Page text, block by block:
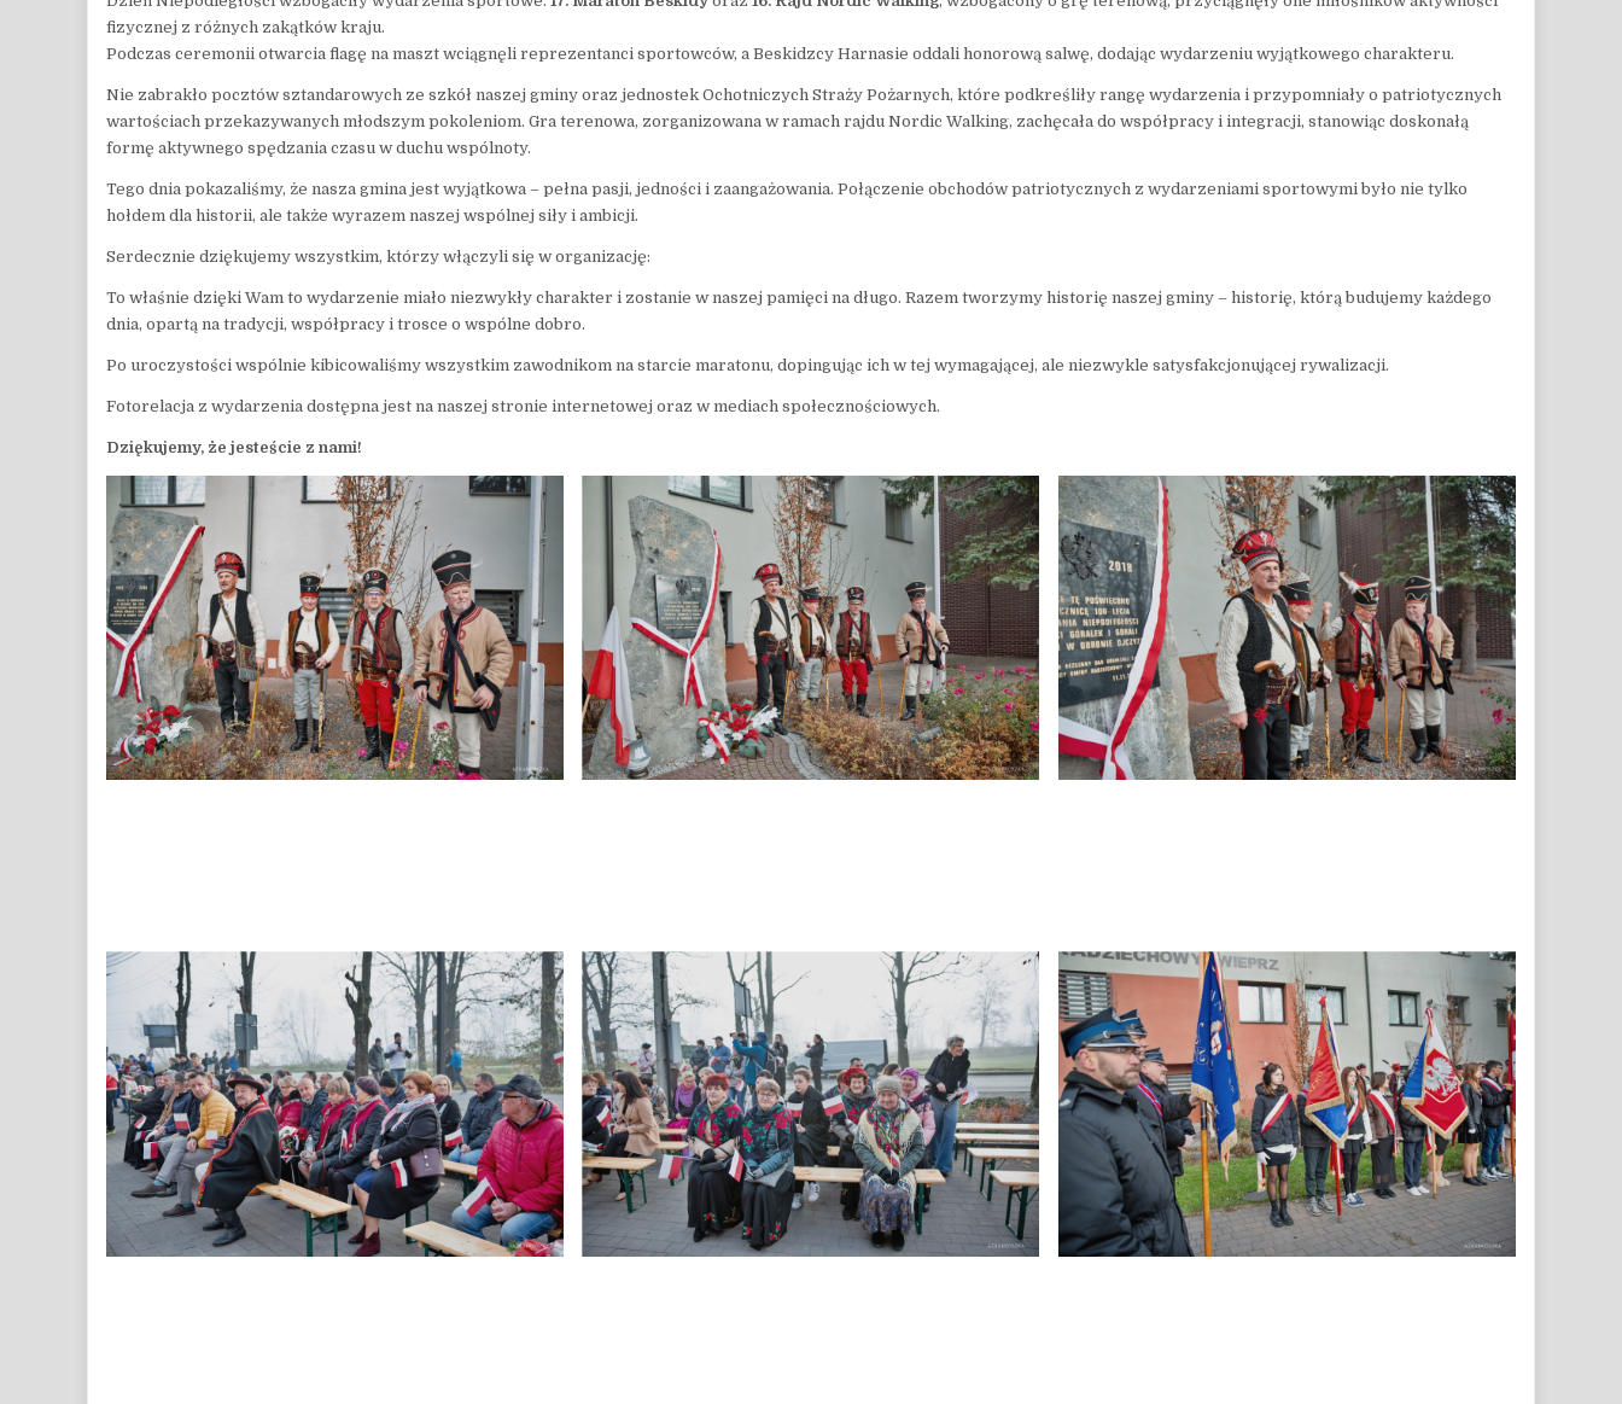
fizycznej z różnych zakątków kraju.
Podczas ceremonii otwarcia flagę na maszt wciągnęli reprezentanci sportowców, a Beskidzcy Harnasie oddali honorową salwę, dodając wydarzeniu wyjątkowego charakteru.
Nie zabrakło pocztów sztandarowych ze szkół naszej gminy oraz jednostek Ochotniczych Straży Pożarnych, które podkreśliły rangę wydarzenia i przypomniały o patriotycznych
wartościach przekazywanych młodszym pokoleniom. Gra terenowa, zorganizowana w ramach rajdu Nordic Walking, zachęcała do współpracy i integracji, stanowiąc doskonałą
formę aktywnego spędzania czasu w duchu wspólnoty.
Tego dnia pokazaliśmy, że nasza gmina jest wyjątkowa – pełna pasji, jedności i zaangażowania. Połączenie obchodów patriotycznych z wydarzeniami sportowymi było nie tylko
hołdem dla historii, ale także wyrazem naszej wspólnej siły i ambicji.
Serdecznie dziękujemy wszystkim, którzy włączyli się w organizację:
To właśnie dzięki Wam to wydarzenie miało niezwykły charakter i zostanie w naszej pamięci na długo. Razem tworzymy historię naszej gminy – historię, którą budujemy każdego
dnia, opartą na tradycji, współpracy i trosce o wspólne dobro.
Po uroczystości wspólnie kibicowaliśmy wszystkim zawodnikom na starcie maratonu, dopingując ich w tej wymagającej, ale niezwykle satysfakcjonującej rywalizacji.
Fotorelacja z wydarzenia dostępna jest na naszej stronie internetowej oraz w mediach społecznościowych.
Dziękujemy, że jesteście z nami!